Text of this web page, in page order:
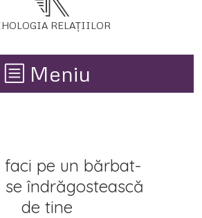
RELAȚIILOR
Meniu
faci pe un bărbat-
se îndrăgostească
de tine